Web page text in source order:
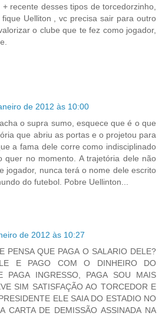
recente desses tipos de torcedorzinho,
Uelliton , vc precisa sair para outro
o clube que te fez como jogador,
de 2012 às 10:00
o supra sumo, esquece que é o que
que abriu as portas e o projetou para
a fama dele corre como indisciplinado
quer no momento. A trajetória dele não
jogador, nunca terá o nome dele escrito
do futebol. Pobre Uellinton...
de 2012 às 10:27
PENSA QUE PAGA O SALARIO DELE?
E PAGO COM O DINHEIRO DO
PAGA INGRESSO, PAGA SOU MAIS
SIM SATISFAÇÃO AO TORCEDOR E
ELE SAIA DO ESTADIO NO
CARTA DE DEMISSÃO ASSINADA NA